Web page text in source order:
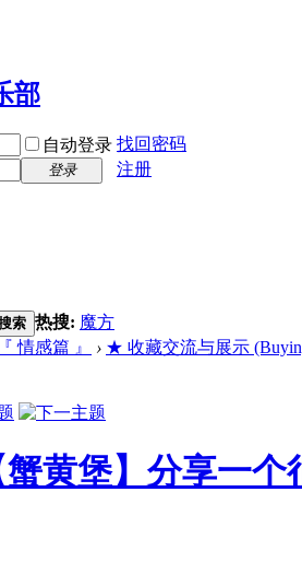
自动登录 找回密码
登录
注册
索 热搜: 魔方
『 情感篇 』 › ★ 收藏交流与展示
蟹黄堡】分享一